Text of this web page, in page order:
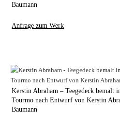
Baumann
Anfrage zum Werk
Kerstin Abraham – Teegedeck bemalt
Tourmo nach Entwurf von Kerstin
Baumann